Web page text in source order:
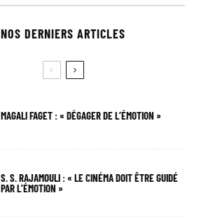
NOS DERNIERS ARTICLES
MAGALI FAGET : « DÉGAGER DE L’ÉMOTION »
S. S. RAJAMOULI : « LE CINÉMA DOIT ÊTRE GUIDÉ
PAR L’ÉMOTION »